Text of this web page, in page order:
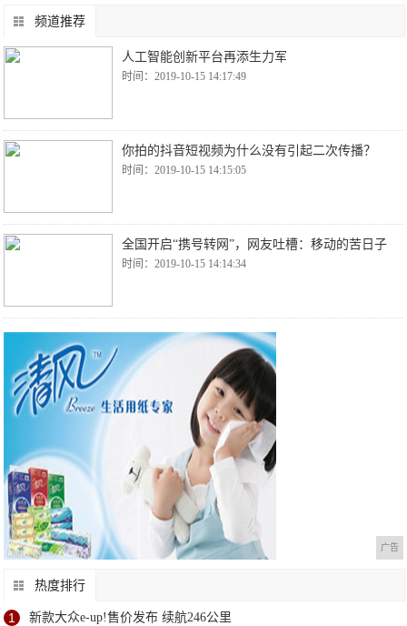
频道推荐
人工智能创新平台再添生力军
时间：2019-10-15 14:17:49
你拍的抖音短视频为什么没有引起二次传播？
时间：2019-10-15 14:15:05
全国开启“携号转网”，网友吐槽：移动的苦日子
时间：2019-10-15 14:14:34
广告
热度排行
1 新款大众e-up!售价发布 续航246公里